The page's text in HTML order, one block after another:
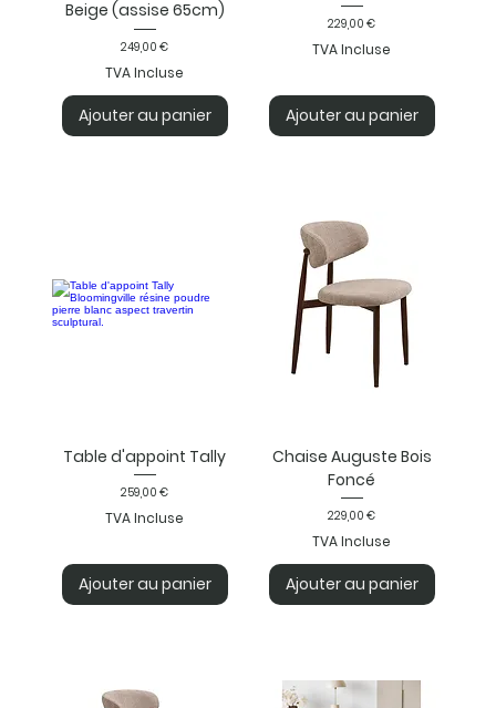
Beige (assise 65cm)
Prix
249,00 €
TVA Incluse
Ajouter au panier
Prix
229,00 €
TVA Incluse
Ajouter au panier
Table d'appoint Tally
Prix
259,00 €
TVA Incluse
Ajouter au panier
Chaise Auguste Bois
Foncé
Prix
229,00 €
TVA Incluse
Ajouter au panier